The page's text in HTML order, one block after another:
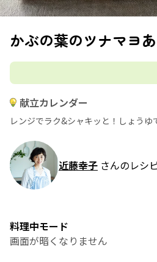
かぶの葉のツナマヨ
献立カレンダー
レンジでラク&シャキッと！しょうゆ
近藤幸子 さんのレシ
料理中モード
画面が暗くなりません